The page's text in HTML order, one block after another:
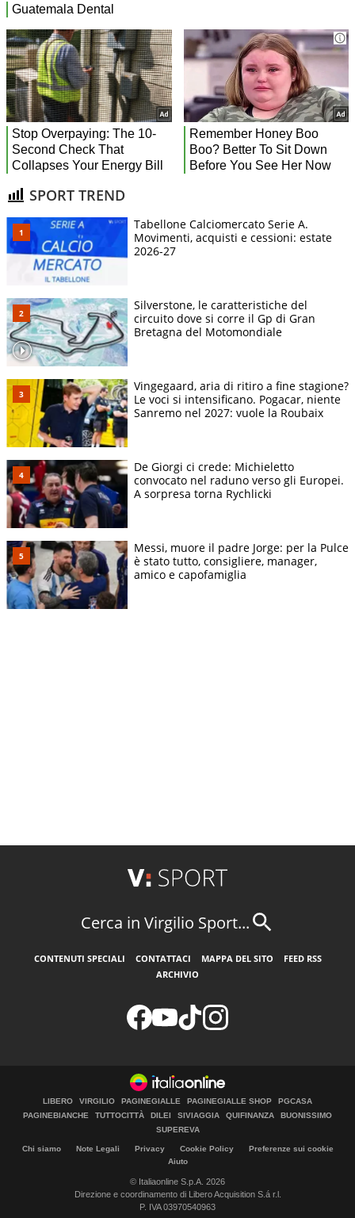
SPORT TREND
Tabellone Calciomercato Serie A.
Movimenti, acquisti e cessioni: estate
2026-27
Silverstone, le caratteristiche del
circuito dove si corre il Gp di Gran
Bretagna del Motomondiale
Vingegaard, aria di ritiro a fine stagione?
Le voci si intensificano. Pogacar, niente
Sanremo nel 2027: vuole la Roubaix
De Giorgi ci crede: Michieletto
convocato nel raduno verso gli Europei.
A sorpresa torna Rychlicki
Messi, muore il padre Jorge: per la Pulce
è stato tutto, consigliere, manager,
amico e capofamiglia
Cerca in Virgilio Sport...
CONTENUTI SPECIALI CONTATTACI MAPPA DEL SITO
FEED RSS
ARCHIVIO
LIBERO VIRGILIO PAGINEGIALLE PAGINEGIALLE SHOP
PGCASA
PAGINEBIANCHE
TUTTOCITTÀ DILEI SIVIAGGIA QUIFINANZA
BUONISSIMO
SUPEREVA
Chi siamo Note Legali Privacy Cookie Policy
Preferenze sui cookie
Aiuto
© Italiaonline S.p.A. 2026
Direzione e coordinamento di Libero Acquisition S.á r.l.
P. IVA 03970540963